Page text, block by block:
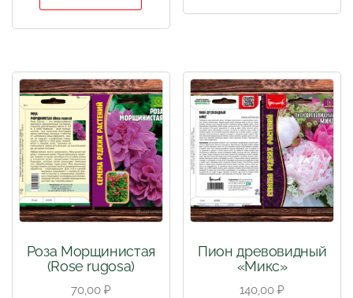
Роза Морщинистая
(Rose rugosa)
70,00 ₽
Пион древовидный
«Микс»
140,00₽